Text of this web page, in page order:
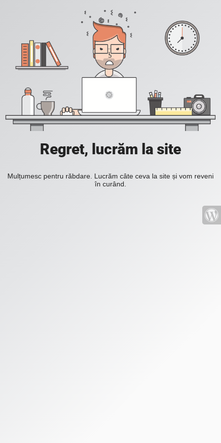
Regret, lucrăm la site
Mulțumesc pentru răbdare. Lucrăm câte ceva la site și vom reveni
în curând.